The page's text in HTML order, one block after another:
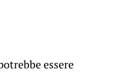
essere